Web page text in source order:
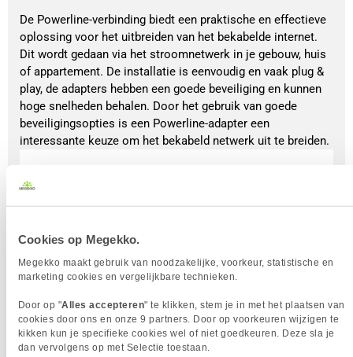
Cookies op Megekko.
Megekko maakt gebruik van noodzakelijke, voorkeur, statistische en
marketing cookies en vergelijkbare technieken.
Door op "Alles accepteren" te klikken, stem je in met het plaatsen van
cookies door ons en onze 9 partners. Door op voorkeuren wijzigen te
kikken kun je specifieke cookies wel of niet goedkeuren. Deze sla je
dan vervolgens op met Selectie toestaan.
De Powerline-verbinding biedt een praktische en effectieve
oplossing voor het uitbreiden van het bekabelde internet.
Dit wordt gedaan via het stroomnetwerk in je gebouw, huis
of appartement. De installatie is eenvoudig en vaak plug &
play, de adapters hebben een goede beveiliging en kunnen
hoge snelheden behalen. Door het gebruik van goede
beveiligingsopties is een Powerline-adapter een
interessante keuze om het bekabeld netwerk uit te breiden.
TP-LINK Powerline TL-PA7017P
1 59,
Uit eigen voorraad leverbaar. Levertijd:1 werkdag (maandag)